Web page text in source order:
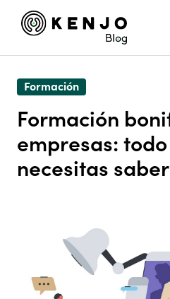
Formación
Formación
empresas:
necesitas saber